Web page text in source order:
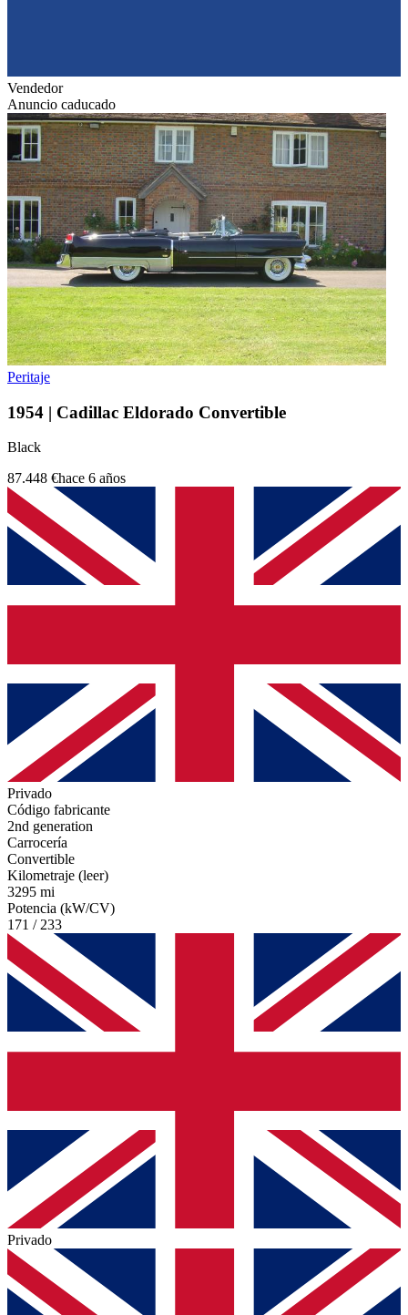
Vendedor
Anuncio caducado
Peritaje
1954 | Cadillac Eldorado Convertible
Black
87.448 €hace 6 años
Privado
Código fabricante
2nd generation
Carrocería
Convertible
Kilometraje (leer)
3295 mi
Potencia (kW/CV)
171 / 233
Privado